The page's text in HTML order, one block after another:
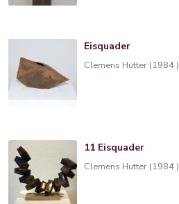
Eisquader
Clemens Hutter (1984 )
11 Eisquader
Clemens Hutter (1984 )